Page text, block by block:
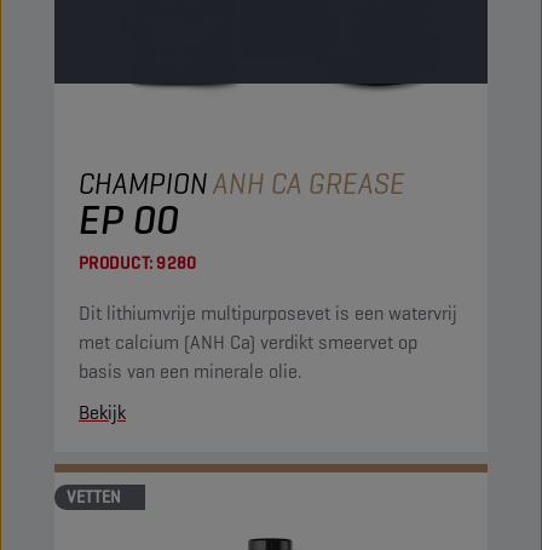
CHAMPIONANH CA GREASE
EP 00
PRODUCT:9280
Dit lithiumvrije multipurposevet is een watervrij
met calcium (ANH Ca) verdikt smeervet op
basis van een minerale olie.
Bekijk
VETTEN